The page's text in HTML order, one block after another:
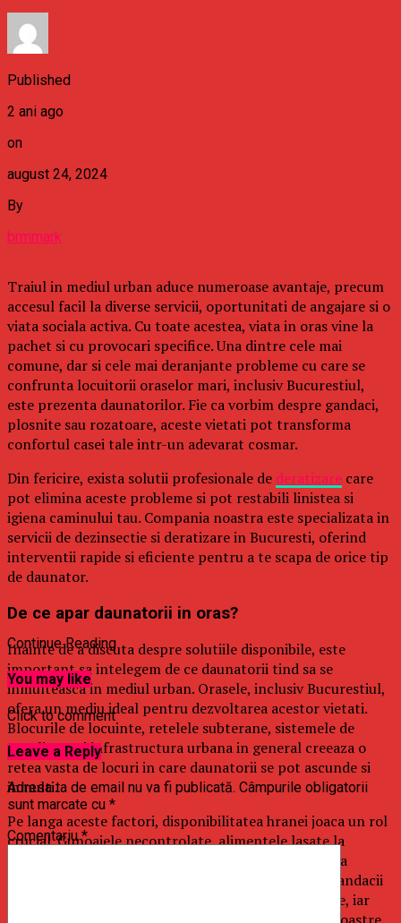
Published
2 ani ago
on
august 24, 2024
By
brmmark
Traiul in mediul urban aduce numeroase avantaje, precum
accesul facil la diverse servicii, oportunitati de angajare si o
viata sociala activa. Cu toate acestea, viata in oras vine la
pachet si cu provocari specifice. Una dintre cele mai
comune, dar si cele mai deranjante probleme cu care se
confrunta locuitorii oraselor mari, inclusiv Bucurestiul,
este prezenta daunatorilor. Fie ca vorbim despre gandaci,
plosnite sau rozatoare, aceste vietati pot transforma
confortul casei tale intr-un adevarat cosmar.
Din fericire, exista solutii profesionale de deratizare care
pot elimina aceste probleme si pot restabili linistea si
igiena caminului tau. Compania noastra este specializata in
servicii de dezinsectie si deratizare in Bucuresti, oferind
interventii rapide si eficiente pentru a te scapa de orice tip
de daunator.
De ce apar daunatorii in oras?
Inainte de a discuta despre solutiile disponibile, este
important sa intelegem de ce daunatorii tind sa se
inmulteasca in mediul urban. Orasele, inclusiv Bucurestiul,
ofera un mediu ideal pentru dezvoltarea acestor vietati.
Blocurile de locuinte, retelele subterane, sistemele de
canalizare si infrastructura urbana in general creeaza o
retea vasta de locuri in care daunatorii se pot ascunde si
inmulti.
Pe langa aceste factori, disponibilitatea hranei joaca un rol
crucial. Gunoaiele necontrolate, alimentele lasate la
indemana si lipsa de igiena contribuie semnificativ la
atragerea si inmultirea daunatorilor. De exemplu, gandacii
si rozatoarele sunt atrasi de orice resturi alimentare, iar
Continue Reading
You may like
Click to comment
Leave a Reply
Adresa ta de email nu va fi publicată. Câmpurile obligatorii
sunt marcate cu *
Comentariu*